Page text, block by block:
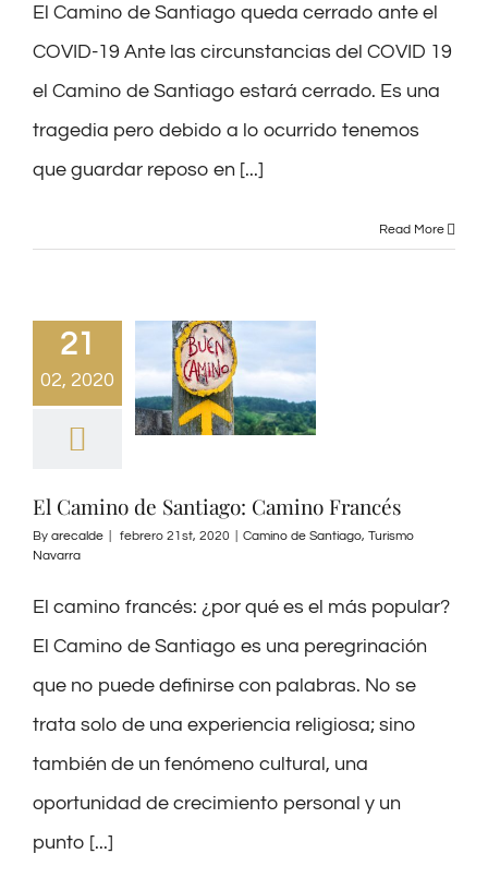
El Camino de Santiago queda cerrado ante el
COVID-19 Ante las circunstancias del COVID 19
el Camino de Santiago estará cerrado. Es una
tragedia pero debido a lo ocurrido tenemos
que guardar reposo en [...]
Read More
21
02, 2020
El Camino de Santiago: Camino Francés
By arecalde febrero 21st, 2020 Camino de Santiago, Turismo
Navarra
El camino francés: ¿por qué es el más popular?
El Camino de Santiago es una peregrinación
que no puede definirse con palabras. No se
trata solo de una experiencia religiosa; sino
también de un fenómeno cultural, una
oportunidad de crecimiento personal y un
punto [...]